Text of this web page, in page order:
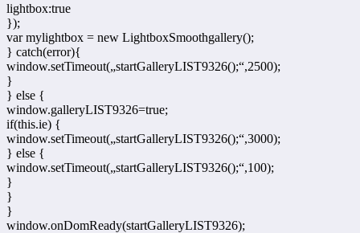
lightbox:true
});
var mylightbox = new LightboxSmoothgallery();
} catch(error){
window.setTimeout(„startGalleryLIST9326();“,2500);
}
} else {
window.galleryLIST9326=true;
if(this.ie) {
window.setTimeout(„startGalleryLIST9326();“,3000);
} else {
window.setTimeout(„startGalleryLIST9326();“,100);
}
}
}
window.onDomReady(startGalleryLIST9326);